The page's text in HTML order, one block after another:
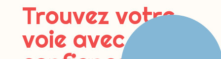
Trouvez votre
voie avec